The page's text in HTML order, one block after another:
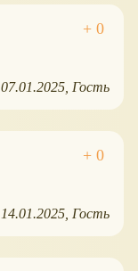
07.01.2025 Гость
14.01.2025 Гость